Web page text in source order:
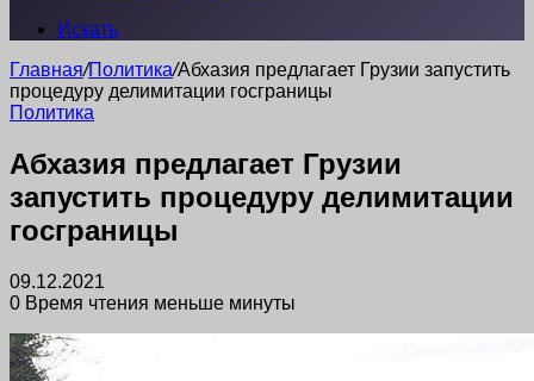
Искать
Главная/Политика/Абхазия предлагает Грузии запустить
процедуру делимитации госграницы
Политика
Абхазия предлагает Грузии
запустить процедуру делимитации
госграницы
09.12.2021
0 Время чтения меньше минуты